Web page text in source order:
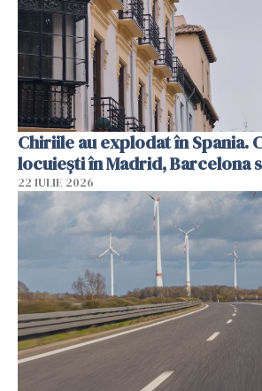
Chiriile au explodat în Spania.
locuiești în Madrid, Barcelona
22 IULIE 2026